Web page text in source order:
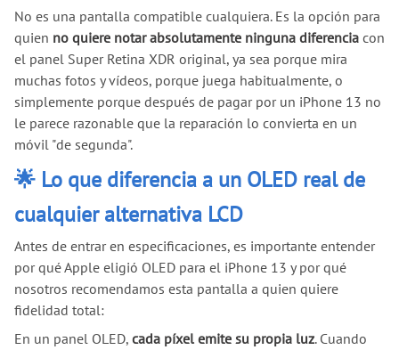
No es una pantalla compatible cualquiera. Es la opción para
quien no quiere notar absolutamente ninguna diferencia con
el panel Super Retina XDR original, ya sea porque mira
muchas fotos y vídeos, porque juega habitualmente, o
simplemente porque después de pagar por un iPhone 13 no
le parece razonable que la reparación lo convierta en un
móvil "de segunda".
🌟 Lo que diferencia a un OLED real de
cualquier alternativa LCD
Antes de entrar en especificaciones, es importante entender
por qué Apple eligió OLED para el iPhone 13 y por qué
nosotros recomendamos esta pantalla a quien quiere
fidelidad total:
En un panel OLED, cada píxel emite su propia luz. Cuando